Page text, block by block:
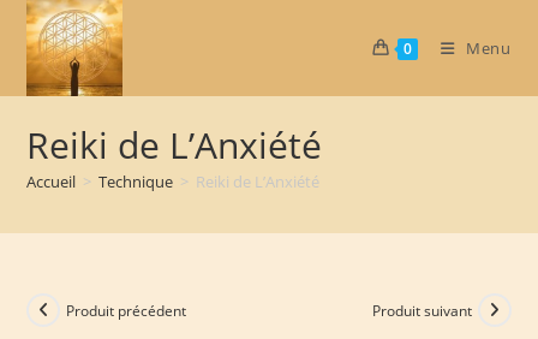
Skip
content
0 Menu
Reiki de L’Anxiété
Accueil > Technique > Reiki de L’Anxiété
Produit précédent Produit suivant